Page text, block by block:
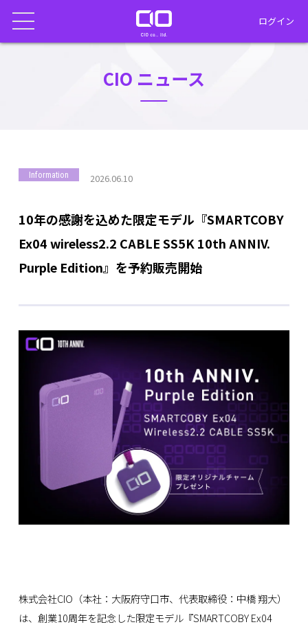
ログイン
CIO ニュース
Information 2026.06.10
10年の感謝を込めた限定モデル『SMARTCOBY
Ex04 wireless2.2 CABLE SS5K 10th ANNIV.
Purple Edition』を予約販売開始
株式会社CIO（本社：大阪府守口市、代表取締役：中橋 翔大）
は、創業10周年を記念した限定モデル『SMARTCOBY Ex04